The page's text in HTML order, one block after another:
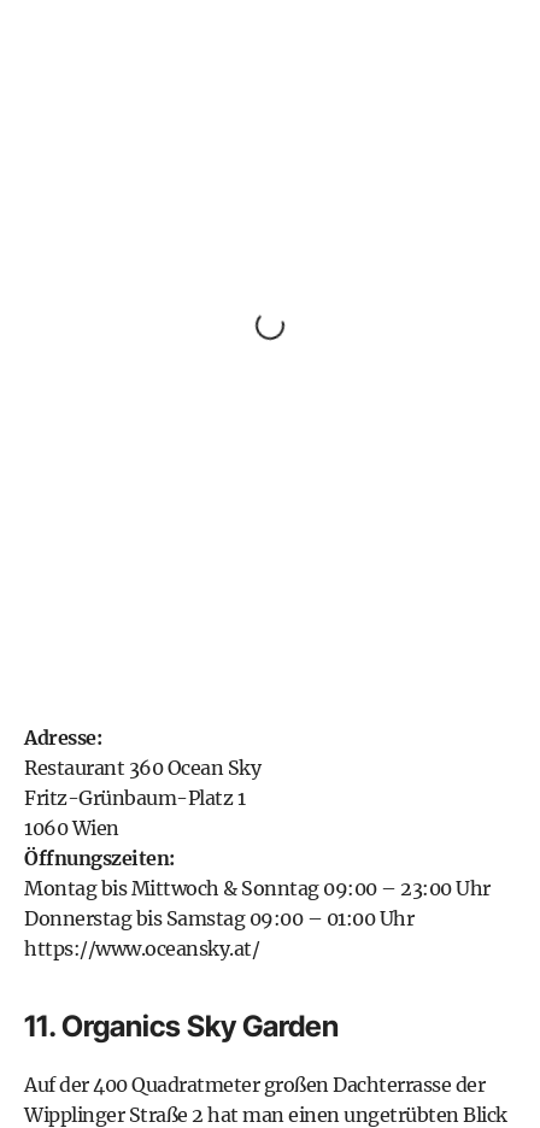
Adresse:
Restaurant 360 Ocean Sky
Fritz-Grünbaum-Platz 1
1060 Wien
Öffnungszeiten:
Montag bis Mittwoch & Sonntag 09:00 – 23:00 Uhr
Donnerstag bis Samstag 09:00 – 01:00 Uhr
https://www.oceansky.at/
11. Organics Sky Garden
Auf der 400 Quadratmeter großen Dachterrasse der
Wipplinger Straße 2 hat man einen ungetrübten Blick